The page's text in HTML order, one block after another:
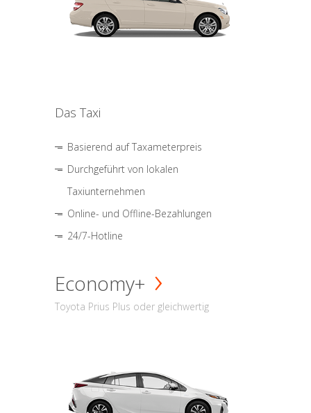
Das Taxi
Basierend auf Taxameterpreis
Durchgeführt von lokalen
Taxiunternehmen
Online- und Offline-Bezahlungen
24/7-Hotline
Economy+
Toyota Prius Plus oder gleichwertig